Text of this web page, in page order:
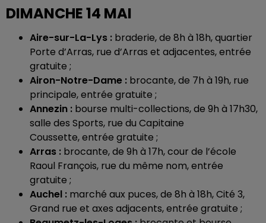
DIMANCHE 14 MAI
Aire-sur-La-Lys : braderie, de 8h à 18h, quartier
Porte d’Arras, rue d’Arras et adjacentes, entrée
gratuite ;
Airon-Notre-Dame : brocante, de 7h à 19h, rue
principale, entrée gratuite ;
Annezin : bourse multi-collections, de 9h à 17h30,
salle des Sports, rue du Capitaine
Coussette, entrée gratuite ;
Arras : brocante, de 9h à 17h, cour de l’école
Raoul François, rue du même nom, entrée
gratuite ;
Auchel : marché aux puces, de 8h à 18h, Cité 3,
Grand rue et axes adjacents, entrée gratuite ;